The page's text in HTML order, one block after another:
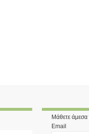
Μάθετε
Email